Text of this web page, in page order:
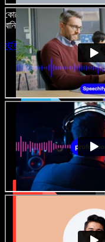
কোনো শেখার ঝামেলা নেই, শুধু
বানিয়ে ফেলুন।
স্টুডিও চালু করুন